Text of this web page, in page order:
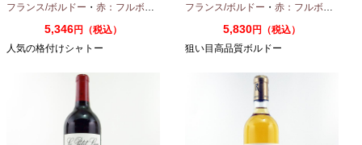
フランス/ボルドー ・ 赤：フルボディ カベルネ・カベルネフラン ・プティヴェル
5,346円（税込）
人気の格付けシャトー
フランス/ボルドー ・ 赤：フルボディ
5,830円（税込）
狙い目高品質ボルドー